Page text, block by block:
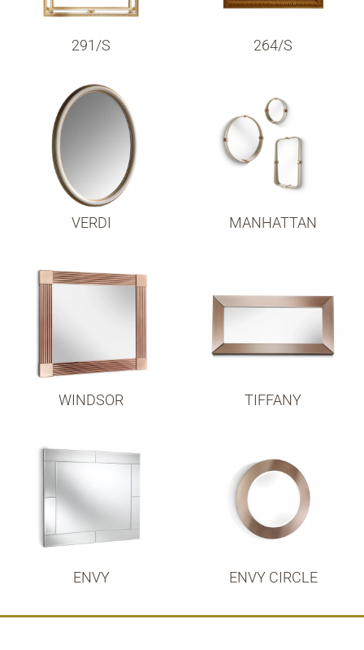
291/S 264/S
VERDI MANHATTAN
WINDSOR TIFFANY
ENVY ENVY CIRCLE